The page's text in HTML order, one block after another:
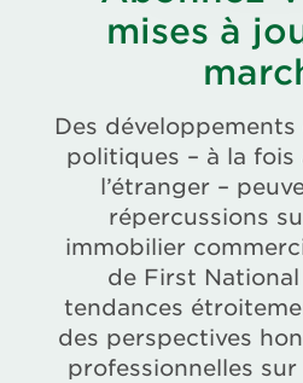
mises à
Des
politiques – à la fois
l’étranger –
répercussions
immobilier
de First
tendances
des perspectives
professionnelles